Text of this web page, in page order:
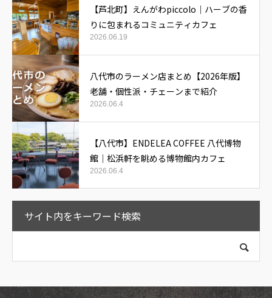
【芦北町】えんがわpiccolo｜ハーブの香
りに包まれるコミュニティカフェ
2026.06.19
八代市のラーメン店まとめ【2026年版】
老舗・個性派・チェーンまで紹介
2026.06.4
【八代市】ENDELEA COFFEE 八代博物
館｜松浜軒を眺める博物館内カフェ
2026.06.4
サイト内をキーワード検索